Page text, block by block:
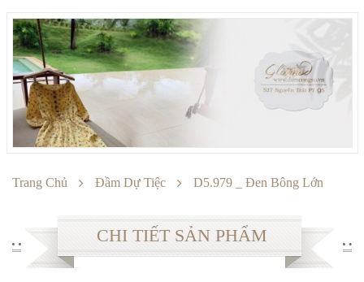
SẢN PHẨM
Đầm công sở
Đầm dự tiệc
Sản phẩm khuyến mại
THÔNG TIN
Chế độ bảo hành
Chuyển khoản
Trang Chủ Đầm Dự Tiệc D5.979 _ Đen Bông Lớn
CHI TIẾT SẢN PHẨM